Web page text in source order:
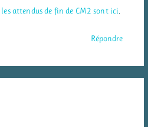
les attendus de fin de CM2 sont ici
Répondre